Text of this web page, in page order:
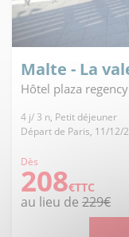
Malte - La
Hôtel plaza
4 j/ 3 n, Petit déjeuner
Départ de Paris, 11/12/
Dès
208€TTC
au lieu de 229€